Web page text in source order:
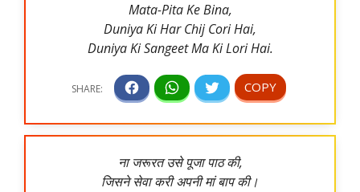
Mata-Pita Ke Bina,
Duniya Ki Har Chij Cori Hai,
Duniya Ki Sangeet Ma Ki Lori Hai.
ना जरूरत उसे पूजा पाठ की,
जिसने सेवा करी अपनी मां बाप की।